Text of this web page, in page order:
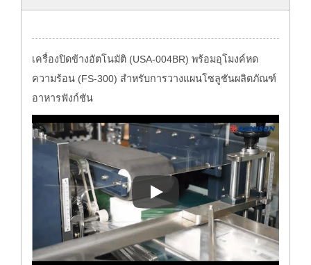
เครื่องปิดข้างอัตโนมัติ (USA-004BR) พร้อมอุโมงค์หด
ความร้อน (FS-300) สำหรับการวางแผนโซลูชันผลิตภัณฑ์
อาหารฟังก์ชัน
เครื่องปิดข้างอัตโนมัติ (USA-